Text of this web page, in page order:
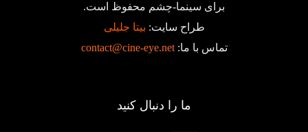
برای سینما-چشم محفوظ است.
طراح سایت: بیتا جلیلی
تماس با ما:contact@cine-eye.net
ما را دنبال کنید